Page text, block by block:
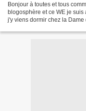
Bonjour à toutes et tous
blogosphère et ce WE je
j'y viens dormir chez la